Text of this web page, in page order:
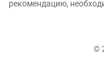
рекомендацию,
©